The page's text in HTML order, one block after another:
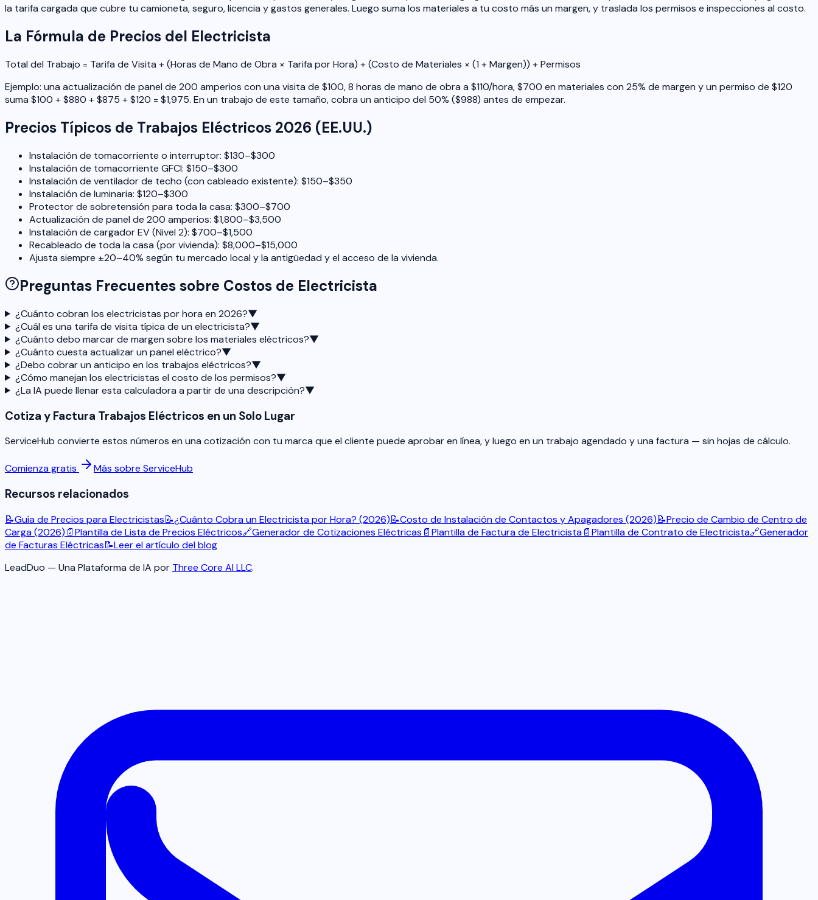
la tarifa cargada que cubre tu camioneta, seguro, licencia y gastos generales. Luego suma los materiales a tu costo más un margen, y traslada los permisos e inspecciones al costo.
La Fórmula de Precios del Electricista
Total del Trabajo = Tarifa de Visita + (Horas de Mano de Obra × Tarifa por Hora) + (Costo de Materiales × (1 + Margen)) + Permisos
Ejemplo: una actualización de panel de 200 amperios con una visita de $100, 8 horas de mano de obra a $110/hora, $700 en materiales con 25% de margen y un permiso de $120
suma $100 + $880 + $875 + $120 = $1,975. En un trabajo de este tamaño, cobra un anticipo del 50% ($988) antes de empezar.
Precios Típicos de Trabajos Eléctricos 2026 (EE.UU.)
Instalación de tomacorriente o interruptor: $130–$300
Instalación de tomacorriente GFCI: $150–$300
Instalación de ventilador de techo (con cableado existente): $150–$350
Instalación de luminaria: $120–$300
Protector de sobretensión para toda la casa: $300–$700
Actualización de panel de 200 amperios: $1,800–$3,500
Instalación de cargador EV (Nivel 2): $700–$1,500
Recableado de toda la casa (por vivienda): $8,000–$15,000
Ajusta siempre ±20–40% según tu mercado local y la antigüedad y el acceso de la vivienda.
Preguntas Frecuentes sobre Costos de Electricista
¿Cuánto cobran los electricistas por hora en 2026?▼
¿Cuál es una tarifa de visita típica de un electricista?▼
¿Cuánto debo marcar de margen sobre los materiales eléctricos?▼
¿Cuánto cuesta actualizar un panel eléctrico?▼
¿Debo cobrar un anticipo en los trabajos eléctricos?▼
¿Cómo manejan los electricistas el costo de los permisos?▼
¿La IA puede llenar esta calculadora a partir de una descripción?▼
Cotiza y Factura Trabajos Eléctricos en un Solo Lugar
ServiceHub convierte estos números en una cotización con tu marca que el cliente puede aprobar en línea, y luego en un trabajo agendado y una factura — sin hojas de cálculo.
Comienza gratis Más sobre ServiceHub
Recursos relacionados
📝Guía de Precios para Electricistas📝¿Cuánto Cobra un Electricista por Hora? (2026)📝Costo de Instalación de Contactos y Apagadores (2026)📝Precio de Cambio de Centro de
Carga (2026) 📄Plantilla de Lista de Precios Eléctricos🔗Generador de Cotizaciones Eléctricas 📄Plantilla de Factura de Electricista📄Plantilla de Contrato de Electricista🔗Generador
de Facturas Eléctricas📝Leer el artículo del blog
LeadDuo — Una Plataforma de IA por Three Core AI LLC.